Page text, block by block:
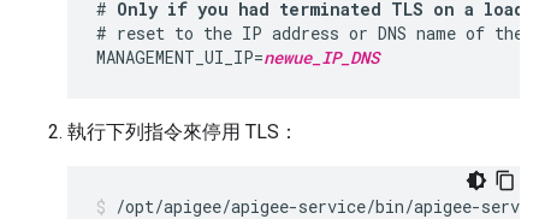
# Only if you had terminated TLS on a load
# reset to the IP address or DNS name of the
MANAGEMENT_UI_IP=newue_IP_DNS
執行下列指令來停用 TLS：
/opt/apigee/apigee-service/bin/apigee-